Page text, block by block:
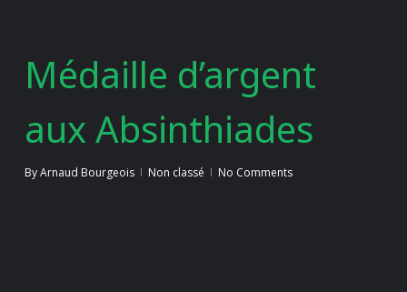
Médaille d’argent
aux Absinthiades
ByArnaud Bourgeois Non classé No Comments